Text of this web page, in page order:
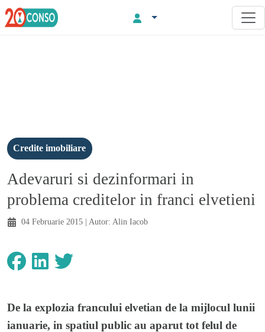
Credite imobiliare
Adevaruri si dezinformari in
problema creditelor in franci elvetieni
04 Februarie 2015 | Autor: Alin Iacob
De la explozia francului elvetian de la mijlocul lunii
ianuarie, in spatiul public au aparut tot felul de